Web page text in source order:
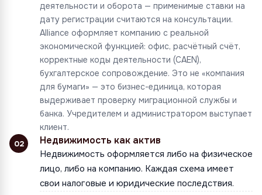
деятельности и оборота — применимые ставки на
дату регистрации считаются на консультации.
Alliance оформляет компанию с реальной
экономической функцией: офис, расчётный счёт,
корректные коды деятельности (CAEN),
бухгалтерское сопровождение. Это не «компания
для бумаги» — это бизнес-единица, которая
выдерживает проверку миграционной службы и
банка. Учредителем и администратором выступает
клиент.
02 Недвижимость как актив
Недвижимость оформляется либо на физическое
лицо, либо на компанию. Каждая схема имеет
свои налоговые и юридические последствия.